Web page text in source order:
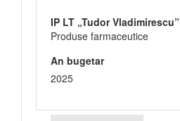
IP LT „Tudor Vladimirescu”
Produse farmaceutice
An bugetar
2025